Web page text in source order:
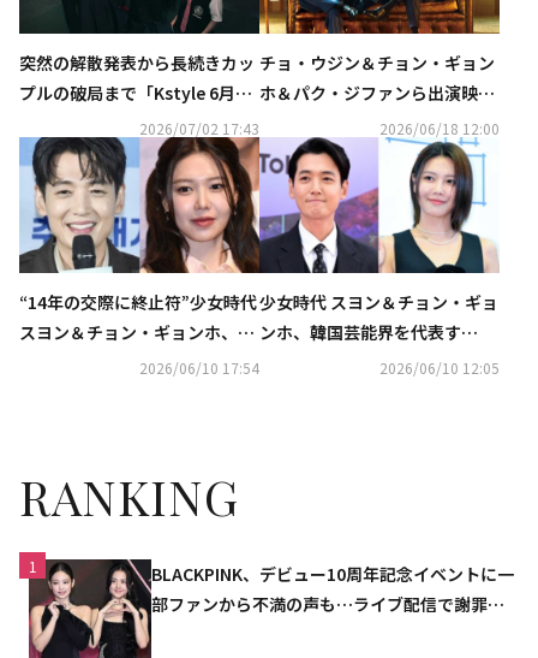
突然の解散発表から長続きカッ
プルの破局まで「Kstyle 6月の
記事ランキングTOP5」を発表
2026/07/02 17:43
チョ・ウジン＆チョン・ギョン
ホ＆パク・ジファンら出演映画
「BOSS／ボス」10月23日に日
本公開！
2026/06/18 12:00
“14年の交際に終止符”少女時代
スヨン＆チョン・ギョンホ、破
局を予言？占い師の発言が再注
2026/06/10 17:54
少女時代 スヨン＆チョン・ギョ
ンホ、韓国芸能界を代表す
る“長寿カップル”の破局に衝
2026/06/10 12:05
RANKING
1
BLACKPINK、デビュー10周年記念イベントに一
部ファンから不満の声も…ライブ配信で謝罪